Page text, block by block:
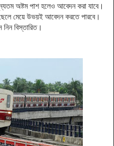
অষ্টম পাশ হলেও আবেদন করা যাবে।
মেয়ে উভয়ই আবেদন করতে পারবে।
নিন বিস্তারিত।